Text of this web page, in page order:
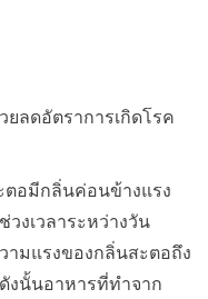
ยลดอัตราการเกิดโรค
ตอมีกลิ่นค่อนข้างแรง
งเวลาระหว่างวัน
ามแรงของกลิ่นสะตอถึง
งนั้นอาหารที่ทำจาก